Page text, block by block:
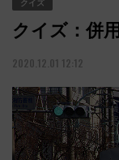
クイズ
クイズ：併
2020.12.01 12:12